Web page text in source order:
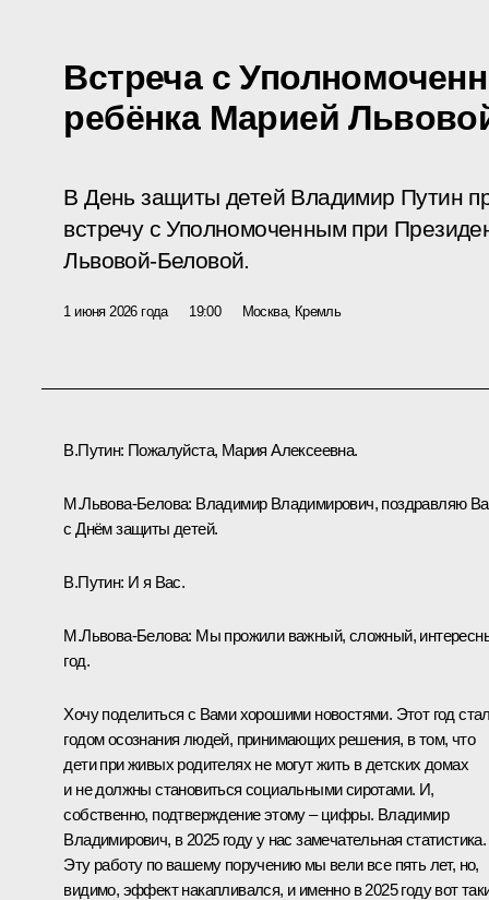
Встреча с
ребёнка Марией
В День защиты детей Владимир Путин
встречу с Уполномоченным при
Львовой-Беловой.
1 июня 2026 года 19:00 Москва, Кремль
В.Путин: Пожалуйста, Мария Алексеевна.
М.Львова-Белова: Владимир Владимирович, поздравляю
с Днём защиты детей.
В.Путин: И я Вас.
М.Львова-Белова: Мы прожили важный, сложный,
год.
Хочу поделиться с Вами хорошими новостями. Этот год
годом осознания людей, принимающих решения, в том, что
дети при живых родителях не могут жить в детских домах
и не должны становиться социальными сиротами. И,
собственно, подтверждение этому – цифры. Владимир
Владимирович, в 2025 году у нас замечательная статистика.
Эту работу по вашему поручению мы вели все пять лет, но,
видимо, эффект накапливался, и именно в 2025 году вот